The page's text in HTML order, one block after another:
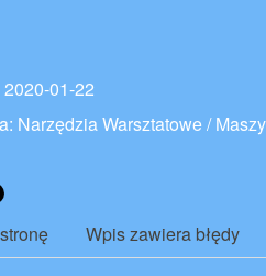
01-22
Narzędzia Warsztatowe /
Wpis zawiera błędy